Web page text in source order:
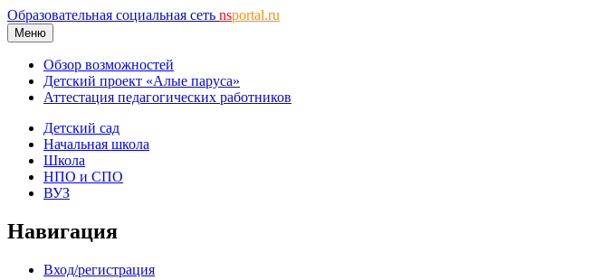
Образовательная социальная сеть nsportal.ru
Меню
Обзор возможностей
Детский проект «Алые паруса»
Аттестация педагогических работников
Детский сад
Начальная школа
Школа
НПО и СПО
ВУЗ
Навигация
Вход/регистрация